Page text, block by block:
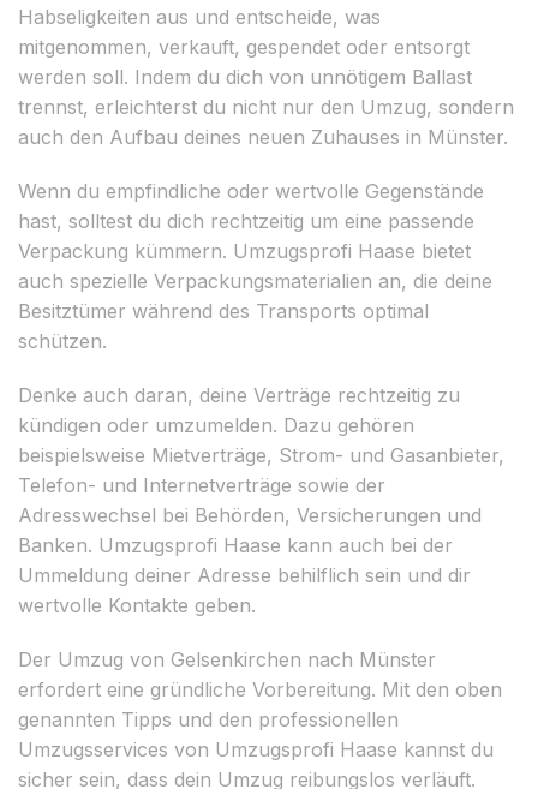
Habseligkeiten aus und entscheide, was
mitgenommen, verkauft, gespendet oder entsorgt
werden soll. Indem du dich von unnötigem Ballast
trennst, erleichterst du nicht nur den Umzug, sondern
auch den Aufbau deines neuen Zuhauses in Münster.
Wenn du empfindliche oder wertvolle Gegenstände
hast, solltest du dich rechtzeitig um eine passende
Verpackung kümmern. Umzugsprofi Haase bietet
auch spezielle Verpackungsmaterialien an, die deine
Besitztümer während des Transports optimal
schützen.
Denke auch daran, deine Verträge rechtzeitig zu
kündigen oder umzumelden. Dazu gehören
beispielsweise Mietverträge, Strom- und Gasanbieter,
Telefon- und Internetverträge sowie der
Adresswechsel bei Behörden, Versicherungen und
Banken. Umzugsprofi Haase kann auch bei der
Ummeldung deiner Adresse behilflich sein und dir
wertvolle Kontakte geben.
Der Umzug von Gelsenkirchen nach Münster
erfordert eine gründliche Vorbereitung. Mit den oben
genannten Tipps und den professionellen
Umzugsservices von Umzugsprofi Haase kannst du
sicher sein, dass dein Umzug reibungslos verläuft.